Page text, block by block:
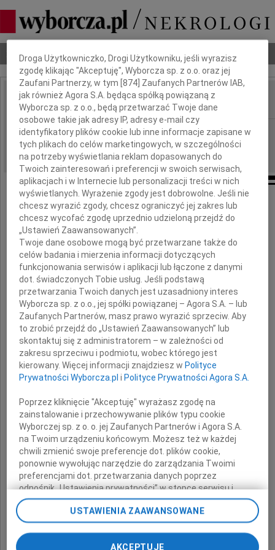
Nekrologi Odeszli Poradnik pogrzebowy
IMIĘ I NAZWISKO:
REGION: cała Polska
DATA EMISJI: 22.06.2009
Annie Fedek
wyrazy głębokiego współczucia
z powodu śmierci
Mamy
składają
Dbamy o Twoją prywatność
Droga Użytkowniczko, Drogi Użytkowniku, jeśli wyrazisz
zgodę klikając "Akceptuję", Wyborcza sp. z o.o. oraz jej
Zaufani Partnerzy, w tym [874 ] Zaufanych Partnerów IAB,
jak również Agora S.A. będąca spółką powiązaną z
Wyborcza sp. z o.o., będą przetwarzać Twoje dane
osobowe takie jak adresy IP, adresy e-mail czy
identyfikatory plików cookie lub inne informacje zapisane w
tych plikach do celów marketingowych, w szczególności
na potrzeby wyświetlania reklam dopasowanych do
Twoich zainteresowań i preferencji w swoich serwisach,
aplikacjach i w Internecie lub personalizacji treści w nich
wyświetlanych. Wyrażenie zgody jest dobrowolne. Jeśli nie
chcesz wyrazić zgody, chcesz ograniczyć jej zakres lub
chcesz wycofać zgodę uprzednio udzieloną przejdź do
„Ustawień Zaawansowanych”.
Twoje dane osobowe mogą być przetwarzane także do
celów badania i mierzenia informacji dotyczących
funkcjonowania serwisów i aplikacji lub łączone z danymi
dot. świadczonych Tobie usług. Jeśli podstawą
przetwarzania Twoich danych jest uzasadniony interes
Wyborcza sp. z o.o., jej spółki powiązanej – Agora S.A. – lub
Zaufanych Partnerów, masz prawo wyrazić sprzeciw. Aby
to zrobić przejdź do „Ustawień Zaawansowanych” lub
skontaktuj się z administratorem – w zależności od
zakresu sprzeciwu i podmiotu, wobec którego jest
kierowany. Więcej informacji znajdziesz w Polityce
Prywatności Wyborcza.pl i Polityce Prywatności Agora S.A.
Poprzez kliknięcie "Akceptuję" wyrażasz zgodę na
zainstalowanie i przechowywanie plików typu cookie
Wyborczej sp. z o. o. jej Zaufanych Partnerów i Agora S.A.
na Twoim urządzeniu końcowym. Możesz też w każdej
chwili zmienić swoje preferencje dot. plików cookie,
ponownie wywołując narzędzie do zarządzania Twoimi
preferencjami dot. przetwarzania danych poprzez
odnośnik „Ustawienia prywatności” w stopce serwisu i
przechodząc do sekcji „Ustawienia zaawansowane”.
Zmiana ustawień plików cookie możliwa jest także za
pomocą ustawień przeglądarki.
USTAWIENIA ZAAWANSOWANE
AKCEPTUJĘ